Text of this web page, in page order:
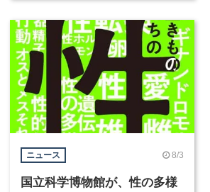
ニュース 8/3
国立科学博物館が、性の多様